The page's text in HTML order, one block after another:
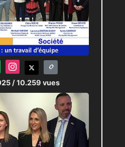
/ 10.259 vues